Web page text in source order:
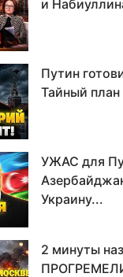
и
Путин
Тайный
УЖАС для
Украину...
2 минуты